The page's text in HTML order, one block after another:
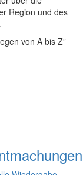
Region und des
von A bis Z”